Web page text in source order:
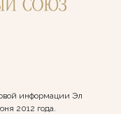
информации Эл
2012 года.